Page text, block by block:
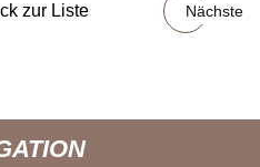
zur Liste Nächste